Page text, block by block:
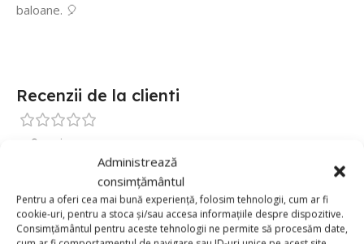
Administrează
consimțământul
Pentru a oferi cea mai bună experiență, folosim tehnologii, cum ar fi
cookie-uri, pentru a stoca și/sau accesa informațiile despre dispozitive.
Consimțământul pentru aceste tehnologii ne permite să procesăm date,
baloane. 🎈
Recenzii de la clienti
0 reviews
0
0